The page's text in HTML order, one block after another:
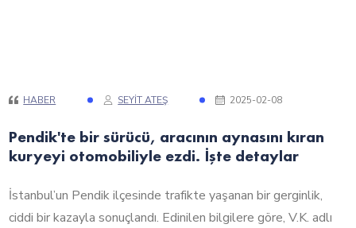
HABER SEYIT ATEŞ 2025-02-08
Pendik'te bir sürücü, aracının aynasını kıran
kuryeyi otomobiliyle ezdi. İşte detaylar
İstanbul’un Pendik ilçesinde trafikte yaşanan bir gerginlik,
ciddi bir kazayla sonuçlandı. Edinilen bilgilere göre, V.K. adlı